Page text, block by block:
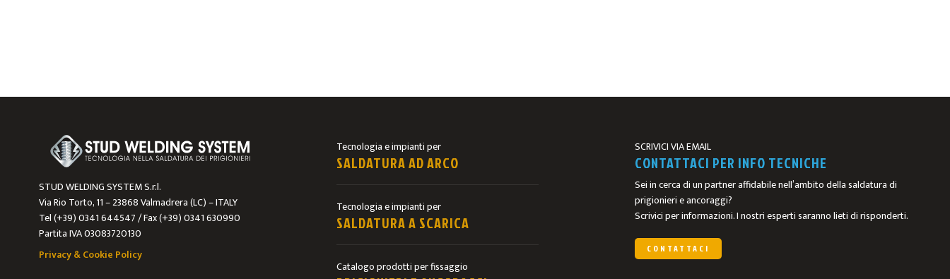
STUD WELDING SYSTEM S.r.l.
Via Rio Torto, 11 – 23868 Valmadrera (LC) – ITALY
Tel (+39) 0341 644547 / Fax (+39) 0341 630990
Partita IVA 03083720130
Privacy & Cookie Policy
Tecnologia e impianti per
SALDATURA AD ARCO
Tecnologia e impianti per
SALDATURA A SCARICA
Catalogo prodotti per fissaggio
SCRIVICI VIA EMAIL
CONTATTACI PER INFO TECNICHE
Sei in cerca di un partner affidabile nell’ambito della saldatura di
prigionieri e ancoraggi?
Scrivici per informazioni. I nostri esperti saranno lieti di risponderti.
CONTATTACI